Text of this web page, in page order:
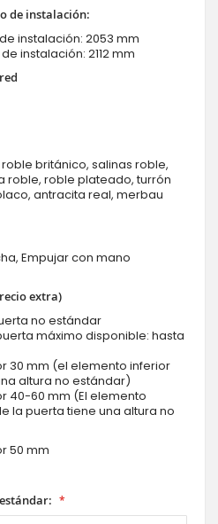
de instalación:
instalación: 2053 mm
instalación: 2112 mm
británico, salinas roble,
roble, roble plateado, turrón
antracita real, merbau
Empujar con mano
extra)
no estándar
máximo disponible: hasta
30 mm (el elemento inferior
altura no estándar)
40-60 mm (El elemento
la puerta tiene una altura no
50 mm